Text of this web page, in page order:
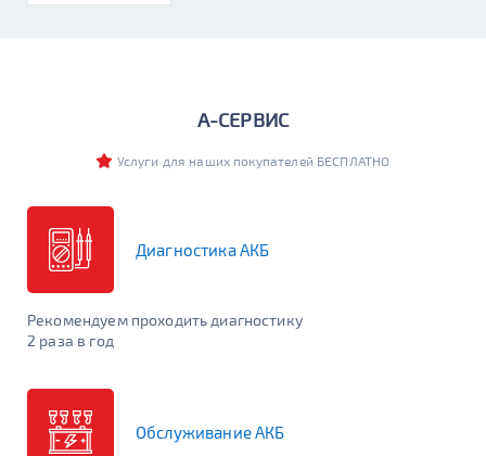
Бренд-Линейка
Емкость (Ач)
Сначала выберите бренд или линейку
Сначала выберите бренд или линейку
А-СЕРВИС
Услуги для наших покупателей БЕСПЛАТНО
Диагностика АКБ
Рекомендуем проходить диагностику
2 раза в год
Обслуживание АКБ